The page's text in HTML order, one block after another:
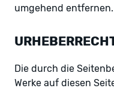
umgehend entfernen.
Die durch die
Werke auf diesen